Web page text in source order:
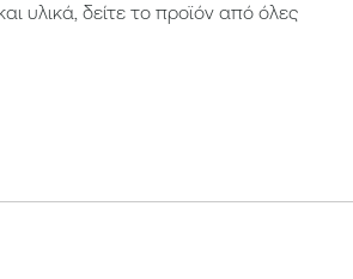
υλικά, δείτε το προϊόν από όλες